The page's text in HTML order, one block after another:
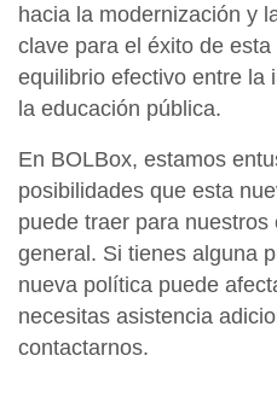
hacia la modernización y
clave para el éxito de
equilibrio efectivo entre la
la educación pública.
En BOLBox, estamos
posibilidades que esta
puede traer para
general. Si tienes alguna
nueva política puede
necesitas asistencia
contactarnos.